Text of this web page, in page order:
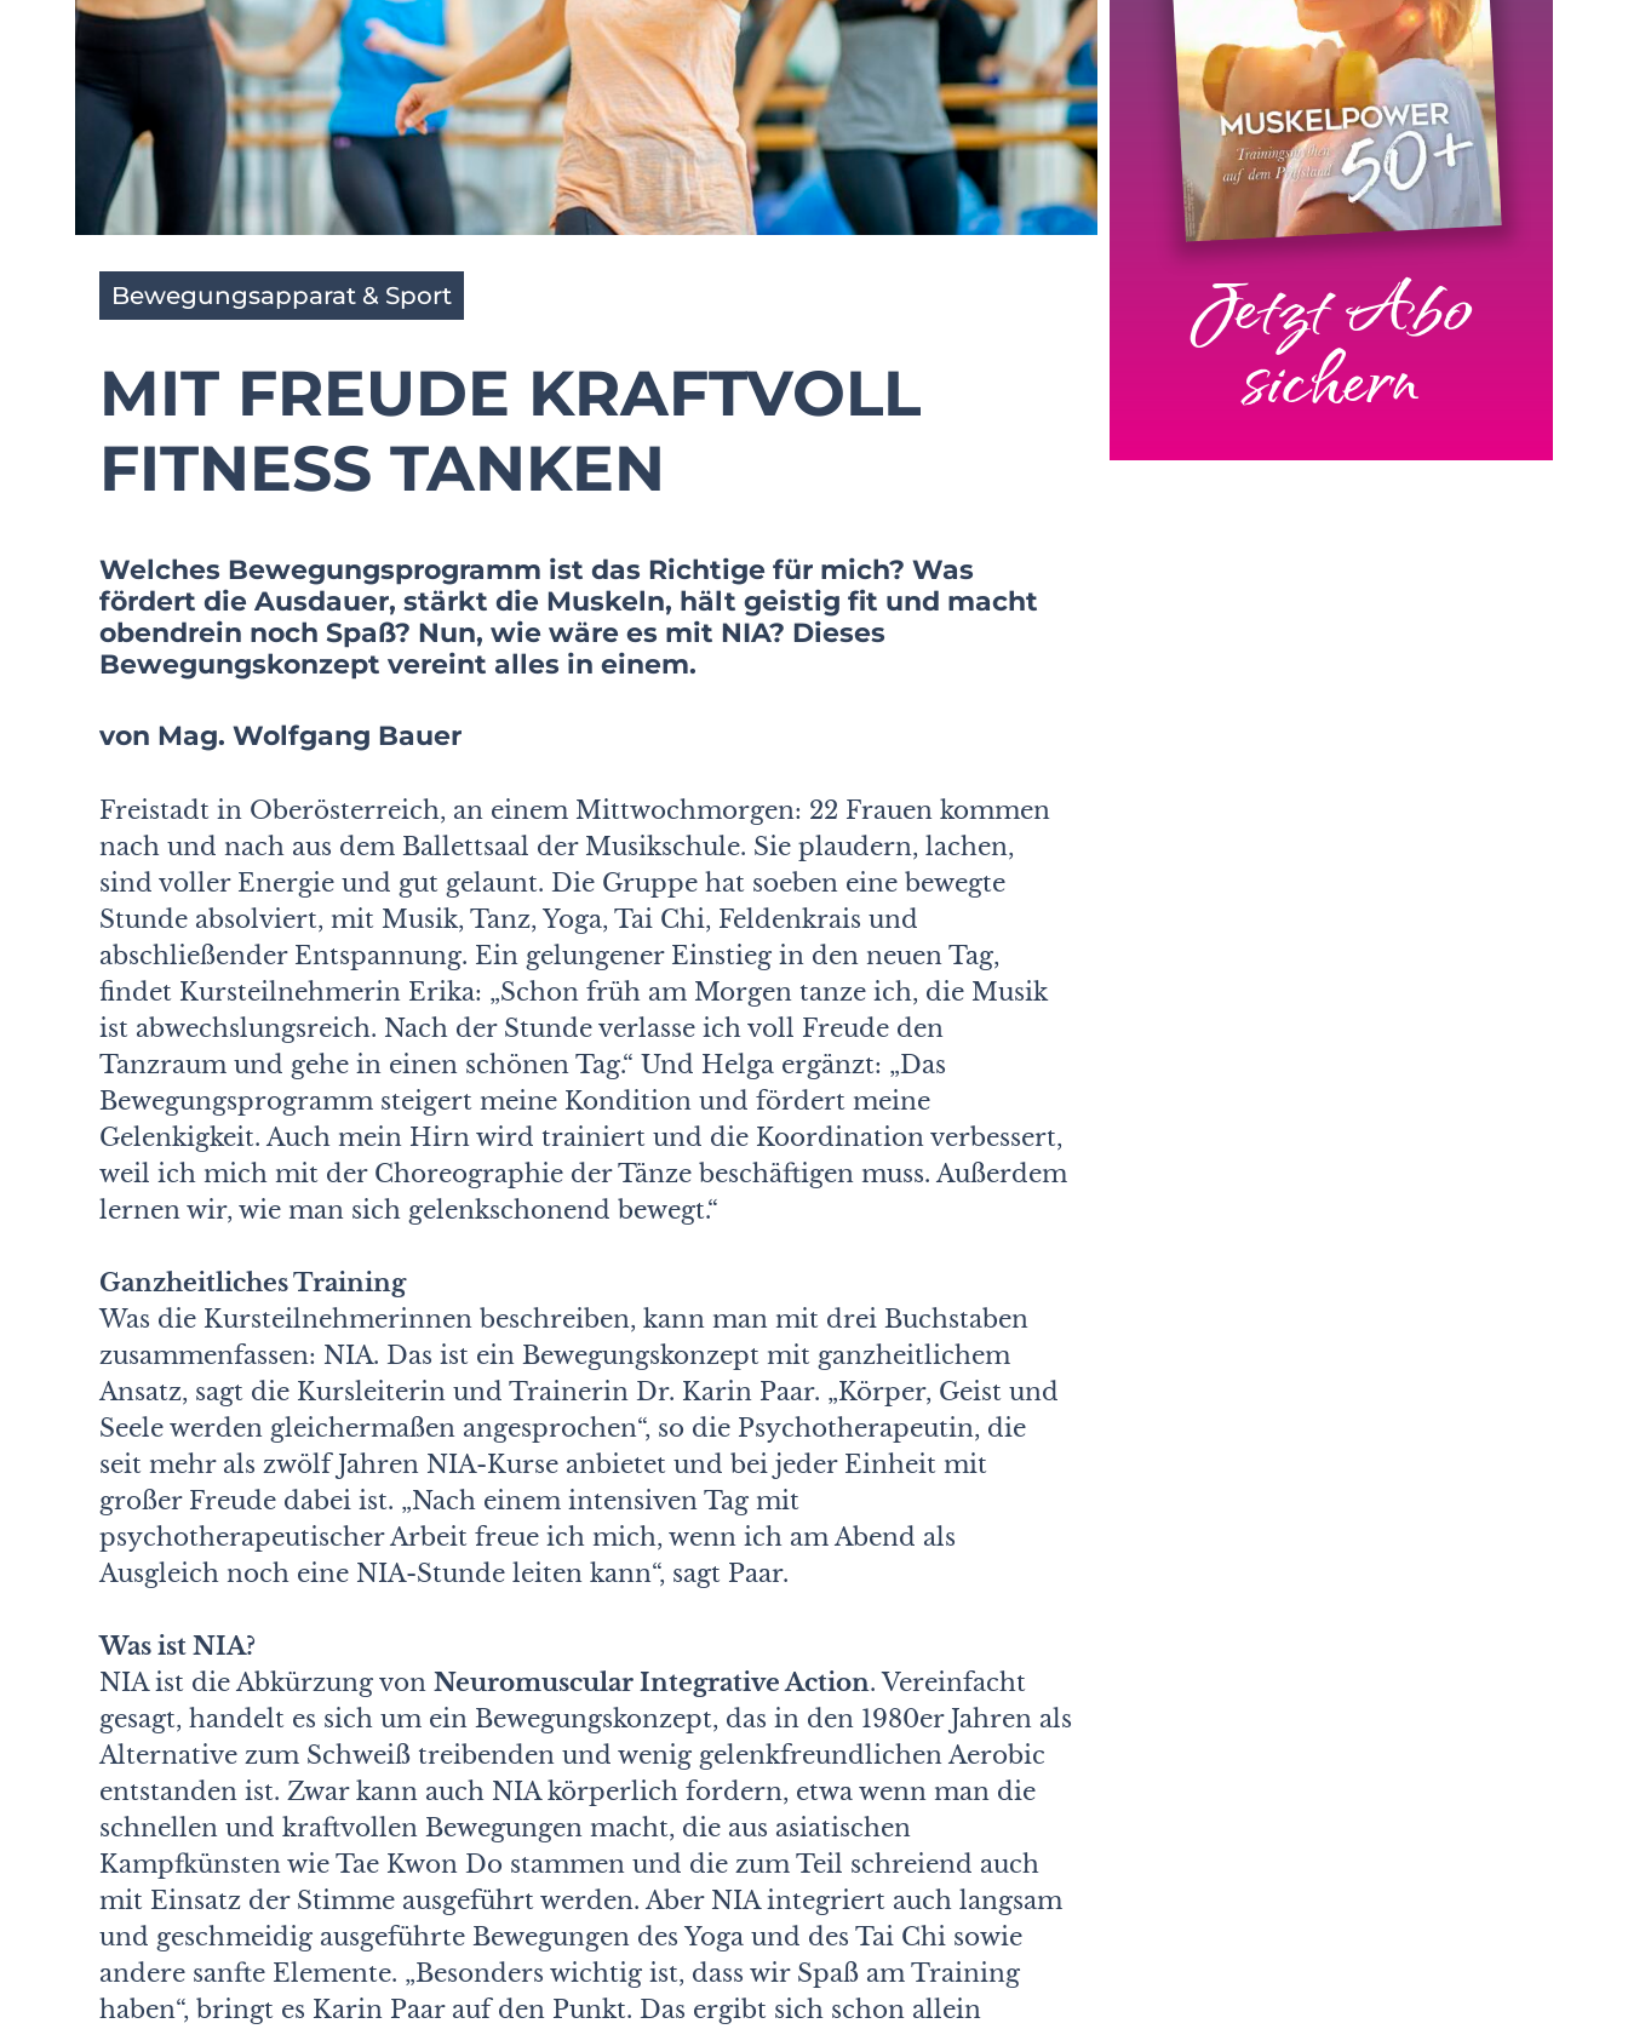
Bewegungsapparat & Sport
MIT FREUDE KRAFTVOLL
FITNESS TANKEN
Welches Bewegungsprogramm ist das Richtige für mich? Was
fördert die Ausdauer, stärkt die Muskeln, hält geistig fit und macht
obendrein noch Spaß? Nun, wie wäre es mit NIA? Dieses
Bewegungskonzept vereint alles in einem.
von Mag. Wolfgang Bauer
Freistadt in Oberösterreich, an einem Mittwochmorgen: 22 Frauen kommen
nach und nach aus dem Ballettsaal der Musikschule. Sie plaudern, lachen,
sind voller Energie und gut gelaunt. Die Gruppe hat soeben eine bewegte
Stunde absolviert, mit Musik, Tanz, Yoga, Tai Chi, Feldenkrais und
abschließender Entspannung. Ein gelungener Einstieg in den neuen Tag,
findet Kursteilnehmerin Erika: „Schon früh am Morgen tanze ich, die Musik
ist abwechslungsreich. Nach der Stunde verlasse ich voll Freude den
Tanzraum und gehe in einen schönen Tag.“ Und Helga ergänzt: „Das
Bewegungsprogramm steigert meine Kondition und fördert meine
Gelenkigkeit. Auch mein Hirn wird trainiert und die Koordination verbessert,
weil ich mich mit der Choreographie der Tänze beschäftigen muss. Außerdem
lernen wir, wie man sich gelenkschonend bewegt.“
Ganzheitliches Training
Was die Kursteilnehmerinnen beschreiben, kann man mit drei Buchstaben
zusammenfassen: NIA. Das ist ein Bewegungskonzept mit ganzheitlichem
Ansatz, sagt die Kursleiterin und Trainerin Dr. Karin Paar. „Körper, Geist und
Seele werden gleichermaßen angesprochen“, so die Psychotherapeutin, die
seit mehr als zwölf Jahren NIA-Kurse anbietet und bei jeder Einheit mit
großer Freude dabei ist. „Nach einem intensiven Tag mit
psychotherapeutischer Arbeit freue ich mich, wenn ich am Abend als
Ausgleich noch eine NIA-Stunde leiten kann“, sagt Paar.
Was ist NIA?
NIA ist die Abkürzung von Neuromuscular Integrative Action. Vereinfacht
gesagt, handelt es sich um ein Bewegungskonzept, das in den 1980er Jahren als
Alternative zum Schweiß treibenden und wenig gelenkfreundlichen Aerobic
entstanden ist. Zwar kann auch NIA körperlich fordern, etwa wenn man die
schnellen und kraftvollen Bewegungen macht, die aus asiatischen
Kampfkünsten wie Tae Kwon Do stammen und die zum Teil schreiend auch
mit Einsatz der Stimme ausgeführt werden. Aber NIA integriert auch langsam
und geschmeidig ausgeführte Bewegungen des Yoga und des Tai Chi sowie
andere sanfte Elemente. „Besonders wichtig ist, dass wir Spaß am Training
haben“, bringt es Karin Paar auf den Punkt. Das ergibt sich schon allein
Jetzt Abo
sichern